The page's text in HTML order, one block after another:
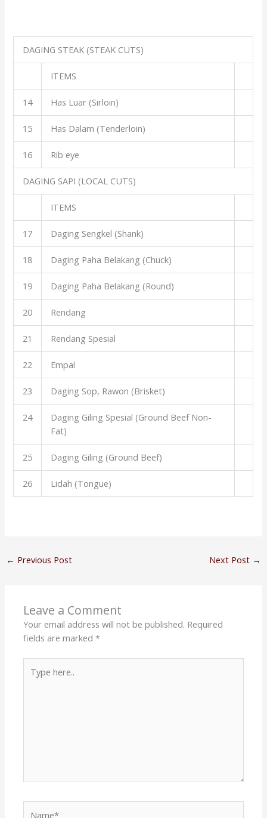
DAGING STEAK (STEAK CUTS)
ITEMS
14 Has Luar (Sirloin)
15 Has Dalam (Tenderloin)
16 Rib eye
DAGING SAPI (LOCAL CUTS)
ITEMS
17 Daging Sengkel (Shank)
18 Daging Paha Belakang (Chuck)
19 Daging Paha Belakang (Round)
20 Rendang
21 Rendang Spesial
22 Empal
23 Daging Sop, Rawon (Brisket)
24
Daging Giling Spesial (Ground Beef Non-
Fat)
25 Daging Giling (Ground Beef)
26 Lidah (Tongue)
← Previous Post Next Post →
Leave a Comment
Your email address will not be published. Required
fields are marked*
here..